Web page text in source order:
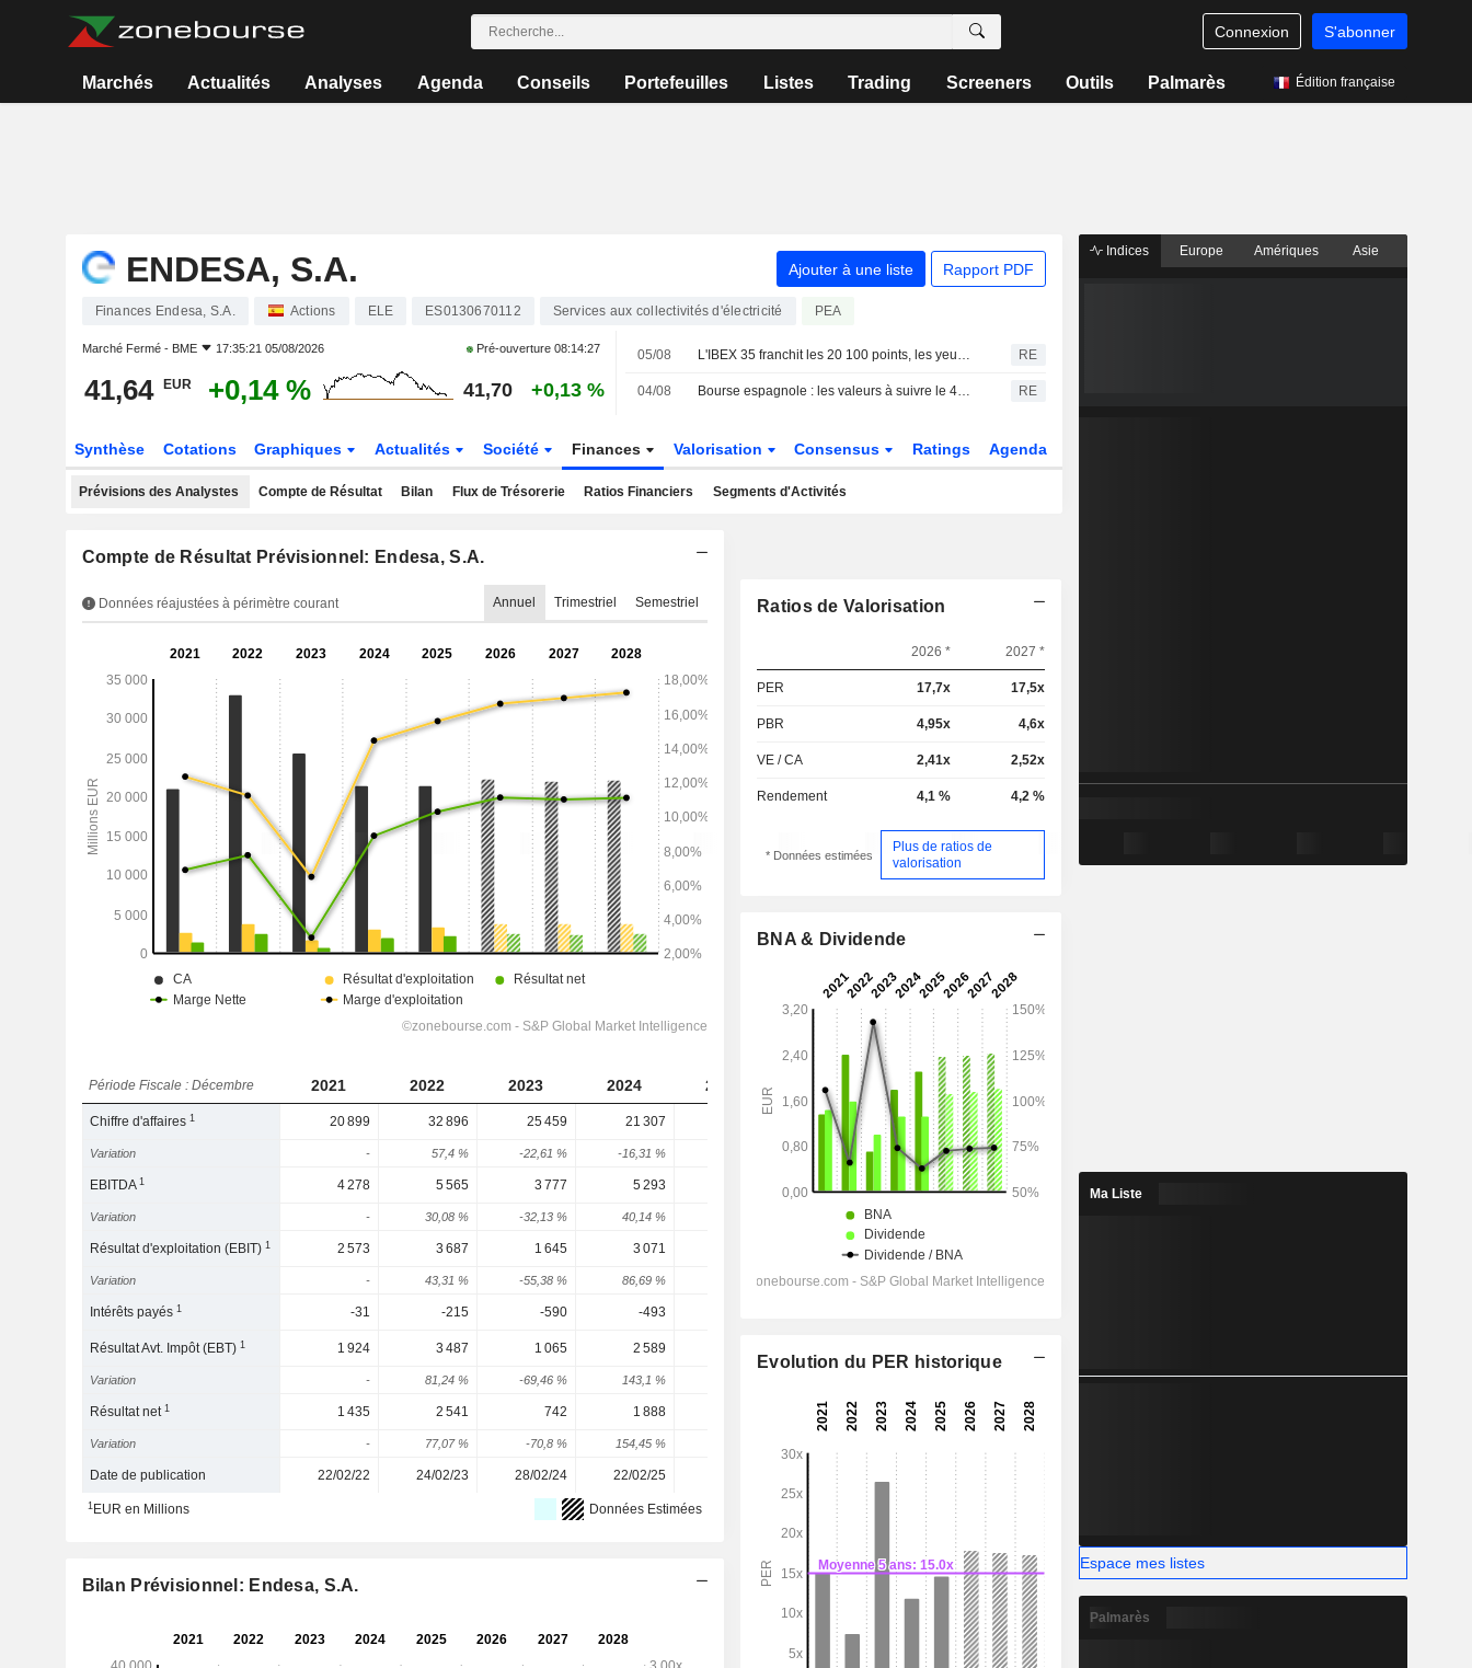
Connexion S'abonner
Marchés Actualités Analyses Agenda Conseils Portefeuilles Listes Trading Screeners Outils Palmarès Édition française
ENDESA, S.A. Ajouter à une liste Rapport PDF
Finances Endesa, S.A. Actions ELE ES0130670112 Services aux collectivités d'électricité PEA
Marché Fermé - BME 17:35:21 05/08/2026 Pré-ouverture08:14:27
41,64 EUR +0,14 % 41,70 +0,13 %
05/08 L'IBEX 35 franchit les 20 100 points, les yeux rivés sur le secteur technologique et la géopolitique RE
04/08 Bourse espagnole : les valeurs à suivre le 4 août RE
Synthèse Cotations Graphiques Actualités Société Finances Valorisation Consensus Ratings Agenda
Prévisions des Analystes Compte de Résultat Bilan Flux de Trésorerie Ratios Financiers Segments d'Activités
Compte de Résultat Prévisionnel: Endesa, S.A.
Données réajustées à périmètre courant Annuel Trimestriel Semestriel
Période Fiscale : Décembre 2021 2022 2023 2024 2025 2026 2027 2028
Chiffre d'affaires1 20 899 32 896 25 459 21 307 22 215 21 882
Variation - 57,4 % -22,61 % -16,31 % 3,69 % -1,5 % 0,45 %
EBITDA1 4 278 5 565 3 777 5 293 6 064 6 109 6 263
Variation - 30,08 % -32,13 % 40,14 % 5,35 %
Résultat d'exploitation (EBIT)1 2 573 3 687 1 645 3 071 3 680 3 697
Variation - 43,31 % -55,38 % 86,69 % 8,47 % 10,47 % 0,47 % 2,37 %
Intérêts payés1 -31 -215 -590 -493
Résultat Avt. Impôt (EBT)1 1 924 3 487 1 065 2 589
Variation - 81,24 % -69,46 % 143,1 %
Résultat net1 1 435 2 541 742 1 888 2 464 2 402 2 433
Variation - 77,07 % -70,8 % 154,45 %
Date de publication 22/02/22 24/02/23 28/02/24 22/02/25
1EUR en Millions Données Estimées
Bilan Prévisionnel: Endesa, S.A.
Ratios de Valorisation
2026 * 2027 *
PER 17,7x 17,5x
PBR 4,95x 4,6x
VE / CA 2,41x 2,52x
Rendement 4,1 % 4,2 %
* Données estimées
Plus de ratios de
valorisation
BNA & Dividende
Evolution du PER historique
Indices Europe Amériques Asie
Ma Liste
Espace mes listes
Palmarès